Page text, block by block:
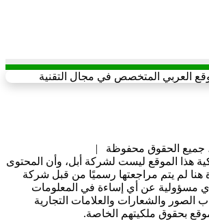
العربي المتخصص في مجال التقنية
هذا الموقع ليست لشركة أبل، وأن المحتوى
هنا لم يتم مراجعتها رسميًا من قبل شركة
أي مسؤولية عن أي إساءة في المعلومات
الصور والشعارات والعلامات التجارية
بحقوق ملكيتهم الخاصة.